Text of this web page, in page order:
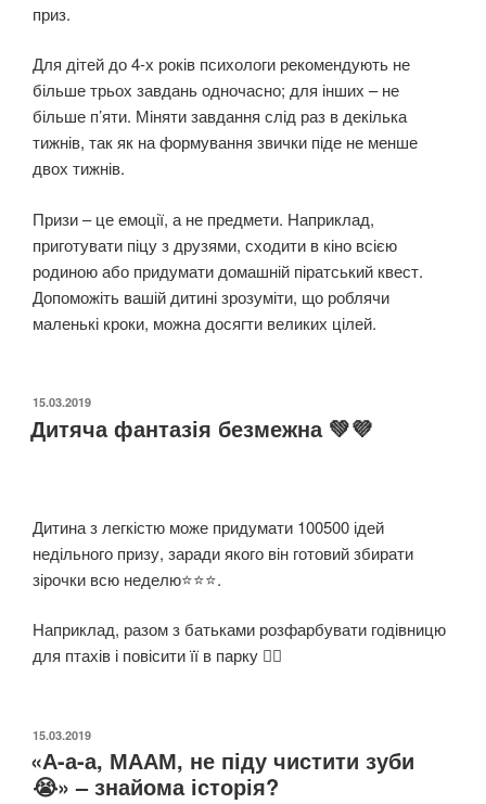
приз.
Для дітей до 4-х років психологи рекомендують не
більше трьох завдань одночасно; для інших – не
більше п’яти. Міняти завдання слід раз в декілька
тижнів, так як на формування звички піде не менше
двох тижнів.
Призи – це емоції, а не предмети. Наприклад,
приготувати піцу з друзями, сходити в кіно всією
родиною або придумати домашній піратський квест.
Допоможіть вашій дитині зрозуміти, що роблячи
маленькі кроки, можна досягти великих цілей.
ОПУБЛІКОВАНО
15.03.2019
Дитяча фантазія безмежна 💚💜
Дитина з легкістю може придумати 100500 ідей
недільного призу, заради якого він готовий збирати
зірочки всю неделю⭐️⭐️⭐️. ⠀ ⠀ ⠀
Наприклад, разом з батьками розфарбувати годівницю
для птахів і повісити її в парку 👍🏻
ОПУБЛІКОВАНО
15.03.2019
«А-а-а, МААМ, не піду чистити зуби
😭» – знайома історія?